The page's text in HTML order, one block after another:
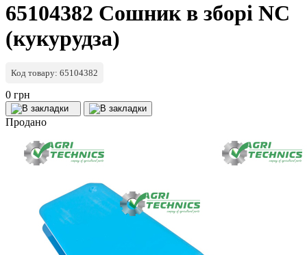
65104382 Сошник в зборі NC
(кукурудза)
Код товару: 65104382
0 грн
Продано